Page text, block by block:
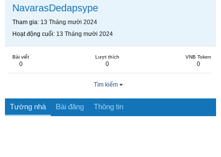
NavarasDedapsype
Tham gia 13 Tháng mười 2024
Hoạt động cuối 13 Tháng mười 2024
Bài viết
0
Lượt thích
0
VNB Token
0
Tìm kiếm
Tường nhà Bài đăng Thông tin